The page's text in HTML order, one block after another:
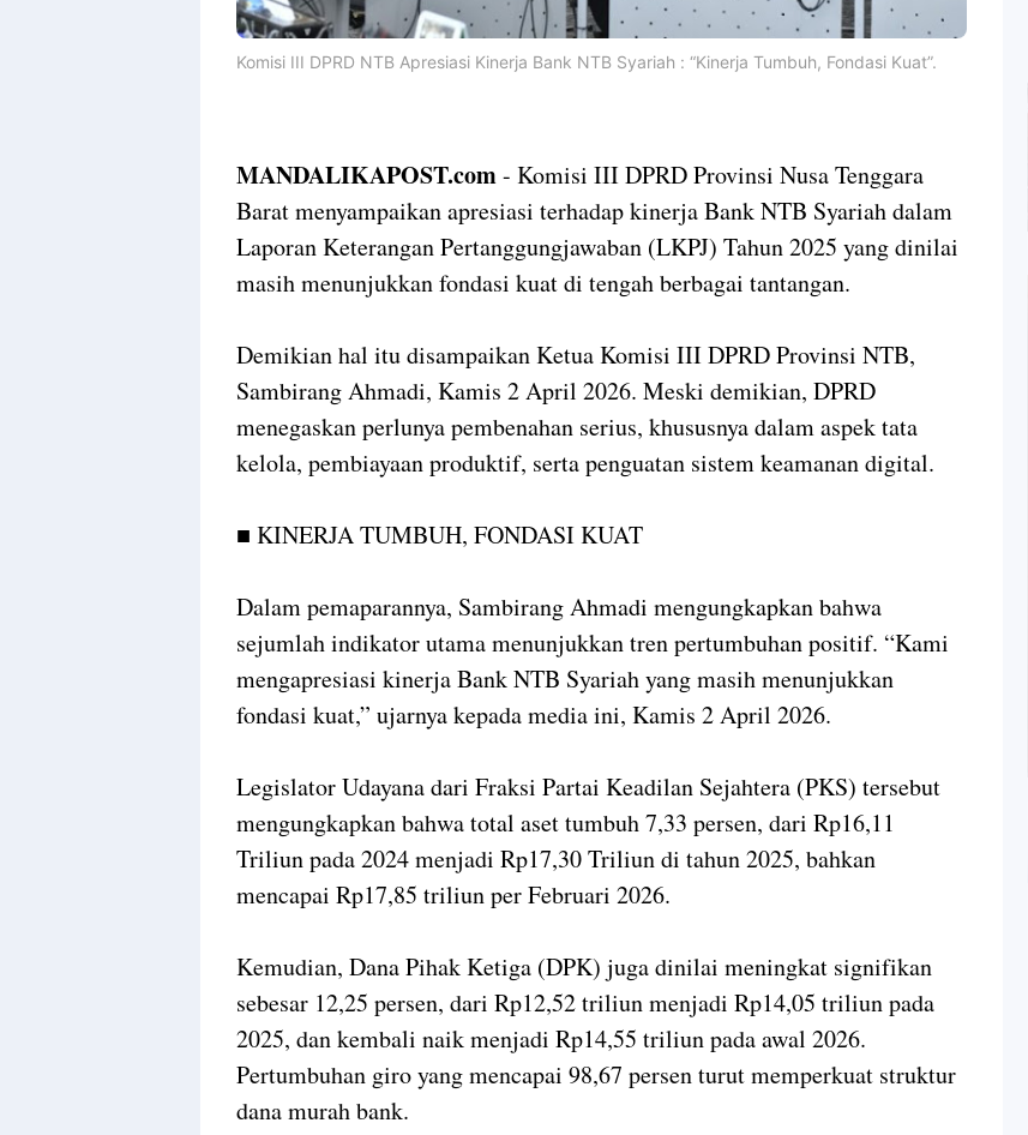
Komisi III DPRD NTB Apresiasi Kinerja Bank NTB Syariah : “Kinerja Tumbuh, Fondasi Kuat”.
MANDALIKAPOST.com- Komisi III DPRD Provinsi Nusa Tenggara
Barat menyampaikan apresiasi terhadap kinerja Bank NTB Syariah dalam
Laporan Keterangan Pertanggungjawaban (LKPJ) Tahun 2025 yang dinilai
masih menunjukkan fondasi kuat di tengah berbagai tantangan.
Demikian hal itu disampaikan Ketua Komisi III DPRD Provinsi NTB,
Sambirang Ahmadi, Kamis 2 April 2026. Meski demikian, DPRD
menegaskan perlunya pembenahan serius, khususnya dalam aspek tata
kelola, pembiayaan produktif, serta penguatan sistem keamanan digital.
■ KINERJA TUMBUH, FONDASI KUAT
Dalam pemaparannya, Sambirang Ahmadi mengungkapkan bahwa
sejumlah indikator utama menunjukkan tren pertumbuhan positif. “Kami
mengapresiasi kinerja Bank NTB Syariah yang masih menunjukkan
fondasi kuat,” ujarnya kepada media ini, Kamis 2 April 2026.
Legislator Udayana dari Fraksi Partai Keadilan Sejahtera (PKS) tersebut
mengungkapkan bahwa total aset tumbuh 7,33 persen, dari Rp16,11
Triliun pada 2024 menjadi Rp17,30 Triliun di tahun 2025, bahkan
mencapai Rp17,85 triliun per Februari 2026.
Kemudian, Dana Pihak Ketiga (DPK) juga dinilai meningkat signifikan
sebesar 12,25 persen, dari Rp12,52 triliun menjadi Rp14,05 triliun pada
2025, dan kembali naik menjadi Rp14,55 triliun pada awal 2026.
Pertumbuhan giro yang mencapai 98,67 persen turut memperkuat struktur
dana murah bank.